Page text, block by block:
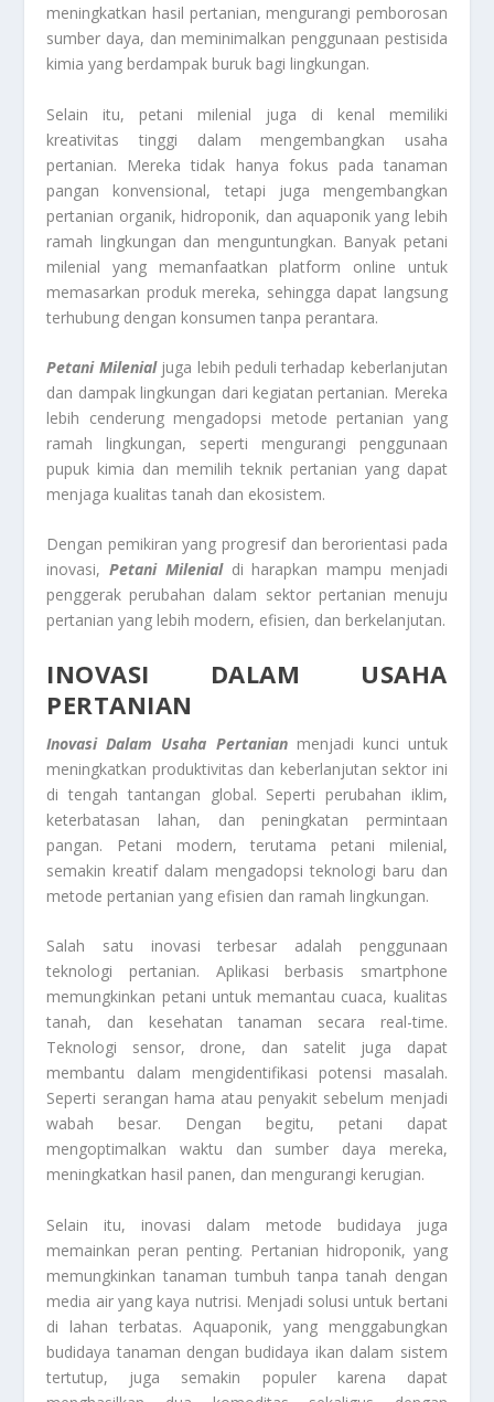
meningkatkan hasil pertanian, mengurangi pemborosan
sumber daya, dan meminimalkan penggunaan pestisida
kimia yang berdampak buruk bagi lingkungan.
Selain itu, petani milenial juga di kenal memiliki
kreativitas tinggi dalam mengembangkan usaha
pertanian. Mereka tidak hanya fokus pada tanaman
pangan konvensional, tetapi juga mengembangkan
pertanian organik, hidroponik, dan aquaponik yang lebih
ramah lingkungan dan menguntungkan. Banyak petani
milenial yang memanfaatkan platform online untuk
memasarkan produk mereka, sehingga dapat langsung
terhubung dengan konsumen tanpa perantara.
Petani Milenialjuga lebih peduli terhadap keberlanjutan
dan dampak lingkungan dari kegiatan pertanian. Mereka
lebih cenderung mengadopsi metode pertanian yang
ramah lingkungan, seperti mengurangi penggunaan
pupuk kimia dan memilih teknik pertanian yang dapat
menjaga kualitas tanah dan ekosistem.
Dengan pemikiran yang progresif dan berorientasi pada
inovasi,Petani Milenialdi harapkan mampu menjadi
penggerak perubahan dalam sektor pertanian menuju
pertanian yang lebih modern, efisien, dan berkelanjutan.
INOVASI DALAM USAHA
PERTANIAN
Inovasi Dalam Usaha Pertanianmenjadi kunci untuk
meningkatkan produktivitas dan keberlanjutan sektor ini
di tengah tantangan global. Seperti perubahan iklim,
keterbatasan lahan, dan peningkatan permintaan
pangan. Petani modern, terutama petani milenial,
semakin kreatif dalam mengadopsi teknologi baru dan
metode pertanian yang efisien dan ramah lingkungan.
Salah satu inovasi terbesar adalah penggunaan
teknologi pertanian. Aplikasi berbasis smartphone
memungkinkan petani untuk memantau cuaca, kualitas
tanah, dan kesehatan tanaman secara real-time.
Teknologi sensor, drone, dan satelit juga dapat
membantu dalam mengidentifikasi potensi masalah.
Seperti serangan hama atau penyakit sebelum menjadi
wabah besar. Dengan begitu, petani dapat
mengoptimalkan waktu dan sumber daya mereka,
meningkatkan hasil panen, dan mengurangi kerugian.
Selain itu, inovasi dalam metode budidaya juga
memainkan peran penting. Pertanian hidroponik, yang
memungkinkan tanaman tumbuh tanpa tanah dengan
media air yang kaya nutrisi. Menjadi solusi untuk bertani
di lahan terbatas. Aquaponik, yang menggabungkan
budidaya tanaman dengan budidaya ikan dalam sistem
tertutup, juga semakin populer karena dapat